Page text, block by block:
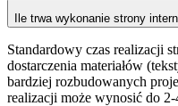
Ile trwa wykonanie strony
Standardowy czas realizacji
dostarczenia materiałów
bardziej rozbudowanych
realizacji może wynosić do